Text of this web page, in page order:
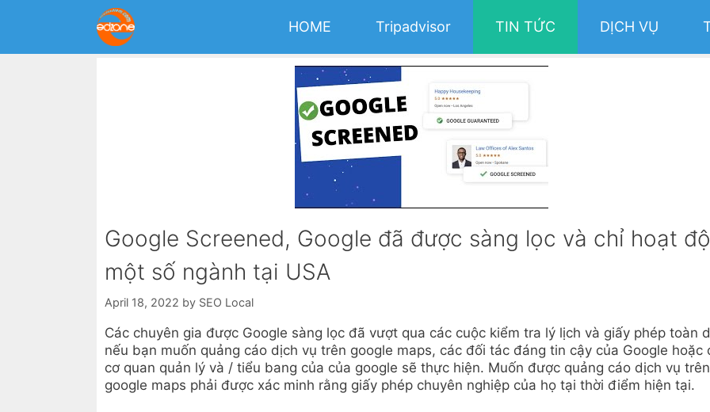
HOME Tripadvisor TIN TỨC DỊCH VỤ
Google Screened, Google đã được sàng lọc và chỉ hoạt
một số ngành tại USA
April 18, 2022 by SEO Local
Các chuyên gia được Google sàng lọc đã vượt qua các cuộc kiểm tra lý lịch và giấy phép toàn
nếu bạn muốn quảng cáo dịch vụ trên google maps, các đối tác đáng tin cậy của Google hoặc
cơ quan quản lý và / tiểu bang của của google sẽ thực hiện. Muốn được quảng cáo dịch vụ trên
google maps phải được xác minh rằng giấy phép chuyên nghiệp của họ tại thời điểm hiện tại.